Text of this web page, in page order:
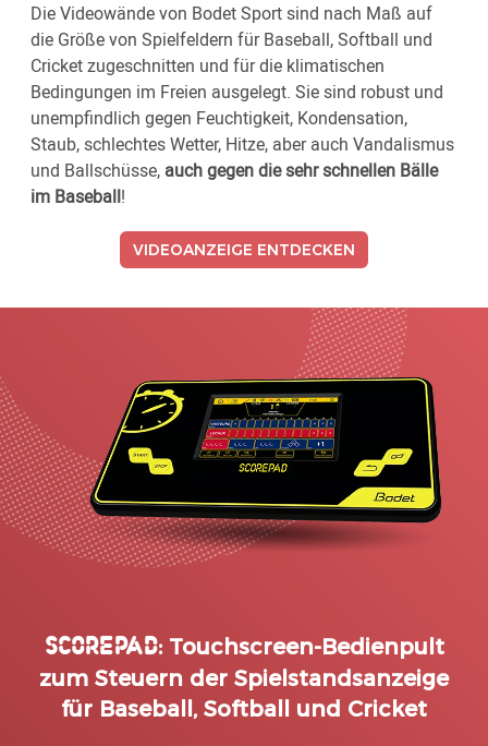
Die Videowände von Bodet Sport sind nach Maß auf
die Größe von Spielfeldern für Baseball, Softball und
Cricket zugeschnitten und für die klimatischen
Bedingungen im Freien ausgelegt. Sie sind robust und
unempfindlich gegen Feuchtigkeit, Kondensation,
Staub, schlechtes Wetter, Hitze, aber auch Vandalismus
und Ballschüsse, auch gegen die sehr schnellen Bälle
im Baseball!
VIDEOANZEIGE ENTDECKEN
SCOREPAD: Touchscreen-Bedienpult
zum Steuern der Spielstandsanzeige
für Baseball, Softball und Cricket